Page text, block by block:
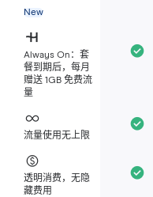
New
Always On：套
餐到期后，每月
赠送 1GB 免费流
量
流量使用无上限
透明消费，无隐
藏费用